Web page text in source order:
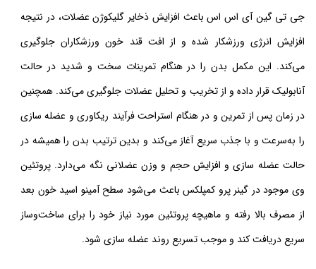
جی تی گین آی اس اسباعث افزایش ذخایر گلیکوژن عضلات، در نتیجه
افزایش انرژی ورزشکار شده و از افت قند خون ورزشکاران جلوگیری
می‌کند. این مکمل بدن را در هنگام تمرینات سخت و شدید در حالت
آنابولیک قرار داده و از تخریب و تحلیل عضلات جلوگیری می‌کند. همچنین
در زمان پس از تمرین و در هنگام استراحت فرآیند ریکاوری و عضله سازی
را به‌سرعت و با جذب سریع آغاز می‌کند و بدین ترتیب بدن را همیشه در
حالت عضله سازی و افزایش حجم و وزن عضلانی نگه می‌دارد. پروتئین
وی موجود در گینر پرو کمپلکس باعث می‌شود سطح آمینو اسید خون بعد
از مصرف بالا رفته و ماهیچه پروتئین مورد نیاز خود را برای ساخت‌وساز
سریع دریافت کند و موجب تسریع روند عضله سازی شود.